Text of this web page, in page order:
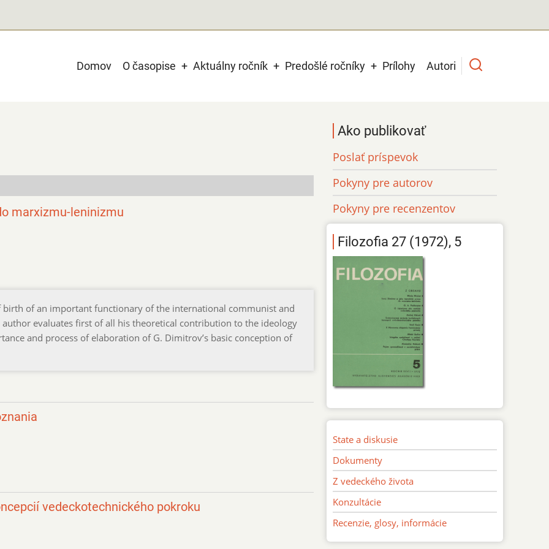
Main
Domov O časopise Aktuálny ročník Predošlé ročníky Prílohy Autori
marxizmu-leninizmu
of an important functionary of the international communist and
evaluates first of all his theoretical contribution to the ideology
and process of elaboration of G. Dimitrov’s basic conception of
vedeckotechnického pokroku
Ako publikovať
Poslať príspevok
Pokyny pre autorov
Pokyny pre recenzentov
Filozofia 27 (1972), 5
State a diskusie
Dokumenty
Z vedeckého života
Konzultácie
Recenzie, glosy, informácie